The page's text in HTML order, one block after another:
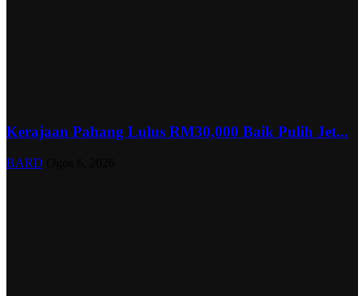
Kerajaan Pahang Lulus RM30,000 Baik Pulih Jet...
BARD